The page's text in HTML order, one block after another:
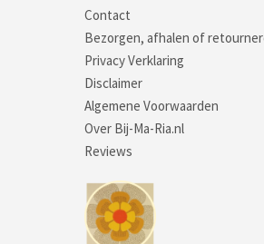
Contact
Bezorgen, afhalen of
Privacy Verklaring
Disclaimer
Algemene Voorwaarden
Over Bij-Ma-Ria.nl
Reviews